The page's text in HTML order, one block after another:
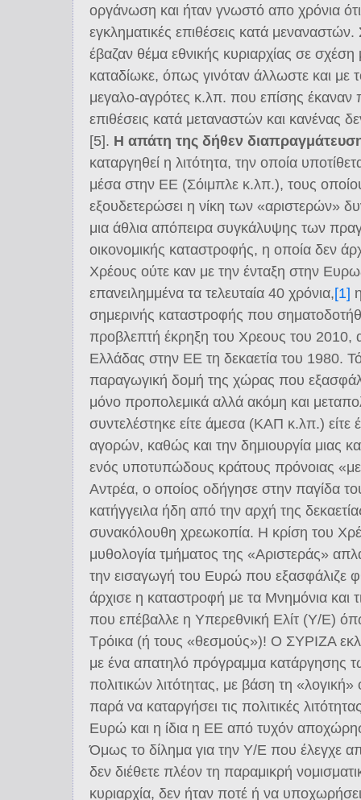
οργάνωση και ήταν γνωστό απο χρόνια
εγκληματικές επιθέσεις κατά
έβαζαν θέμα εθνικής κυριαρχίας σε
καταδίωκε, όπως γινόταν άλλωστε και
μεγαλο-αγρότες κ.λπ. που επίσης έκαναν
επιθέσεις κατά μεταναστών και κανένας
[5]. Η απάτη της δήθεν
καταργηθεί η λιτότητα, την οποία
μέσα στην ΕΕ (Σόιμπλε κ.λπ.), τους
εξουδετερώσει η νίκη των «αριστερών»
μια άθλια απόπειρα συγκάλυψης των
οικονομικής καταστροφής, η οποία δεν
Χρέους ούτε καν με την ένταξη στην
επανειλημμένα τα τελευταία 40 χρόνια,[1]
σημερινής καταστροφής που
προβλεπτή έκρηξη του Χρεους του 2010,
Ελλάδας στην ΕΕ τη δεκαετία του 1980.
παραγωγική δομή της χώρας που
μόνο προπολεμικά αλλά ακόμη και
συντελέστηκε είτε άμεσα (ΚΑΠ κ.λπ.) είτε
αγορών, καθώς και την δημιουργία μιας
ενός υποτυπώδους κράτους πρόνοιας
Αντρέα, ο οποίος οδήγησε στην παγίδα
κατήγγειλα ήδη από την αρχή της
συνακόλουθη χρεωκοπία. Η κρίση του
μυθολογία τμήματος της «Αριστεράς»
την εισαγωγή του Ευρώ που εξασφάλιζε
άρχισε η καταστροφή με τα Μνημόνια και
που επέβαλλε η Υπερεθνική Ελίτ (Υ/Ε)
Τρόικα (ή τους «θεσμούς»)! Ο ΣΥΡΙΖΑ
με ένα απατηλό πρόγραμμα κατάργησης
πολιτικών λιτότητας, με βάση τη
παρά να καταργήσει τις πολιτικές
Ευρώ και η ίδια η ΕΕ από τυχόν
Όμως το δίλημα για την Υ/Ε που έλεγχε
δεν διέθετε πλέον τη παραμικρή
κυριαρχία, δεν ήταν ποτέ ή να